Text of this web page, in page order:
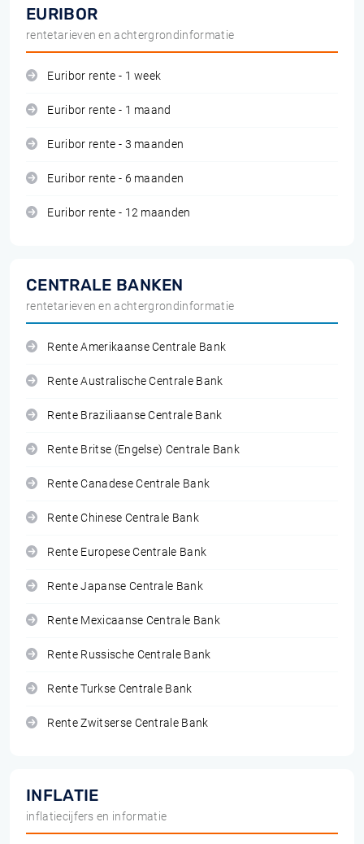
EURIBOR
rentetarieven en achtergrondinformatie
Euribor rente - 1 week
Euribor rente - 1 maand
Euribor rente - 3 maanden
Euribor rente - 6 maanden
Euribor rente - 12 maanden
CENTRALE BANKEN
rentetarieven en achtergrondinformatie
Rente Amerikaanse Centrale Bank
Rente Australische Centrale Bank
Rente Braziliaanse Centrale Bank
Rente Britse (Engelse) Centrale Bank
Rente Canadese Centrale Bank
Rente Chinese Centrale Bank
Rente Europese Centrale Bank
Rente Japanse Centrale Bank
Rente Mexicaanse Centrale Bank
Rente Russische Centrale Bank
Rente Turkse Centrale Bank
Rente Zwitserse Centrale Bank
INFLATIE
inflatiecijfers en informatie